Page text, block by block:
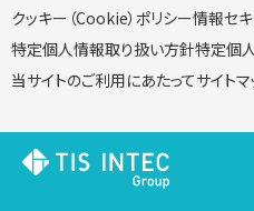
クッキー（Cookie）ポリシー情報セ
特定個人情報取り扱い方針特定個
当サイトのご利用にあたってサイト